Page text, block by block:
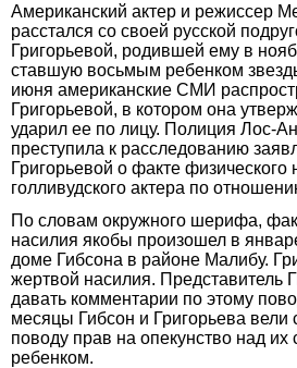
Американский актер и режиссер
расстался со своей русской
Григорьевой, родившей ему в
ставшую восьмым ребенком
июня американские СМИ
Григорьевой, в котором она
ударил ее по лицу. Полиция Лос-
преступила к расследованию
Григорьевой о факте физического
голливудского актера по
По словам окружного шерифа,
насилия якобы произошел в
доме Гибсона в районе Малибу.
жертвой насилия. Представитель
давать комментарии по этому
месяцы Гибсон и Григорьева вели
поводу прав на опекунство над
ребенком.